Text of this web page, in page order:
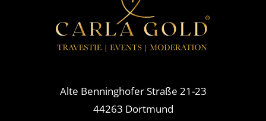
Alte Benninghofer Straße 21-23
44263 Dortmund